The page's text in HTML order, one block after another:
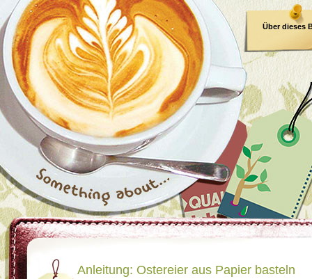
Über dieses
Anleitung: Ostereier aus Papier basteln